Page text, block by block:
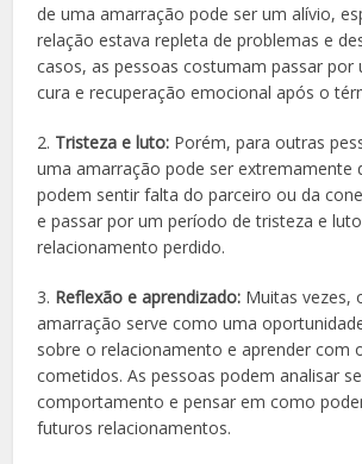
de uma amarração pode ser um alívio,
relação estava repleta de problemas e
casos, as pessoas costumam passar por
cura e recuperação emocional após o
2. Tristeza e luto: Porém, para outras
uma amarração pode ser extremamente
podem sentir falta do parceiro ou da
e passar por um período de tristeza e
relacionamento perdido.
3. Reflexão e aprendizado: Muitas vezes,
amarração serve como uma
sobre o relacionamento e aprender com
cometidos. As pessoas podem analisar
comportamento e pensar em como
futuros relacionamentos.